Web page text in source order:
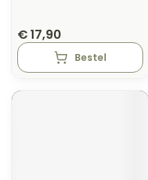
€ 17,90
Bestel